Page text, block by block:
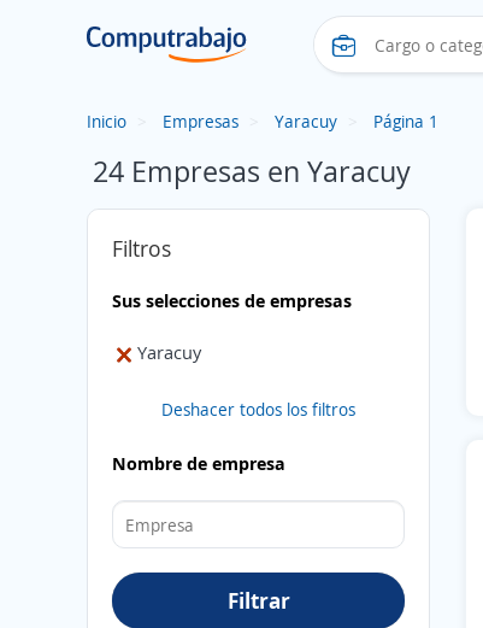
Inicio Empresas Yaracuy Página 1
24 Empresas en Yaracuy
Filtros
Sus selecciones de empresas
Yaracuy
Deshacer todos los filtros
Nombre de empresa
Filtrar